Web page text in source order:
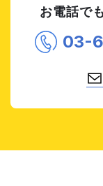
お電話で
03-